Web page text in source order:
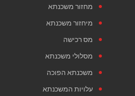
מחזור משכנתא
מיחזור משכנתא
מס רכישה
מסלולי משכנתא
משכנתא הפוכה
עלויות המשכנתא